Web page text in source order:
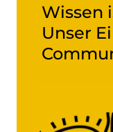
Wissen
Unser